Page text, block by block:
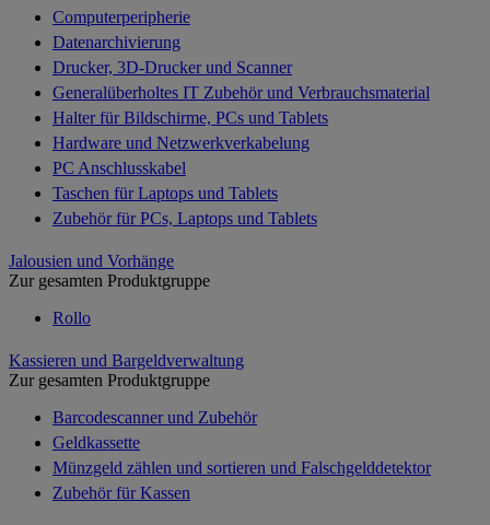
Computerperipherie
Datenarchivierung
Drucker, 3D-Drucker und Scanner
Generalüberholtes IT Zubehör und Verbrauchsmaterial
Halter für Bildschirme, PCs und Tablets
Hardware und Netzwerkverkabelung
PC Anschlusskabel
Taschen für Laptops und Tablets
Zubehör für PCs, Laptops und Tablets
Jalousien und Vorhänge
Zur gesamten Produktgruppe
Rollo
Kassieren und Bargeldverwaltung
Zur gesamten Produktgruppe
Barcodescanner und Zubehör
Geldkassette
Münzgeld zählen und sortieren und Falschgelddetektor
Zubehör für Kassen